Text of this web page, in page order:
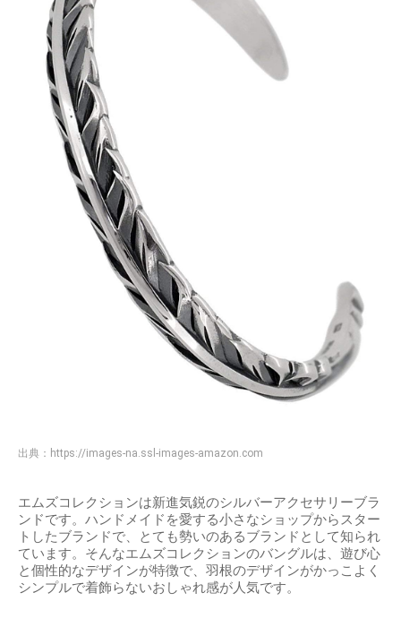
出典： https://images-na.ssl-images-amazon.com
エムズコレクションは新進気鋭のシルバーアクセサリーブラ
ンドです。ハンドメイドを愛する小さなショップからスター
トしたブランドで、とても勢いのあるブランドとして知られ
ています。そんなエムズコレクションのバングルは、遊び心
と個性的なデザインが特徴で、羽根のデザインがかっこよく
シンプルで着飾らないおしゃれ感が人気です。